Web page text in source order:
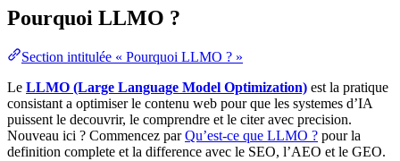
Pourquoi LLMO ?
Section intitulée « Pourquoi LLMO ? »
Le LLMO (Large Language Model Optimization) est la pratique
consistant a optimiser le contenu web pour que les systemes d’IA
puissent le decouvrir, le comprendre et le citer avec precision.
Nouveau ici ? Commencez parQu’est-ce que LLMO ? pour la
definition complete et la difference avec le SEO, l’AEO et le GEO.